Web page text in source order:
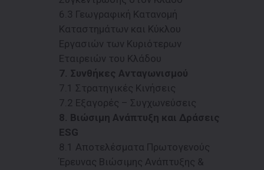
6.3 Γεωγραφική Κατανομή
Καταστημάτων και Κύκλου
Εργασιών των Κυριότερων
Εταιρειών του Κλάδου
7. Συνθήκες Ανταγωνισμού
7.1 Στρατηγικές Κινήσεις
7.2 Εξαγορές – Συγχωνεύσεις
8. Βιώσιμη Ανάπτυξη και Δράσεις
ESG
8.1 Αποτελέσματα Πρωτογενούς
Έρευνας Βιώσιμης Ανάπτυξης &